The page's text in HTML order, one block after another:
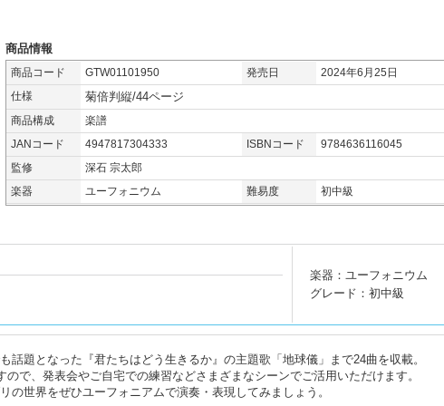
商品情報
商品コード GTW01101950 発売日
2024年6月25日
仕様
菊倍判縦/44ページ
商品構成
楽譜
JANコード
4947817304333 ISBNコード
9784636116045
監修
深石 宗太郎
楽器
ユーフォニウム 難易度 初中級
楽器：ユーフォニウム
グレード：初中級
話題となった『君たちはどう生きるか』の主題歌「地球儀」まで24曲を収載。
で、発表会やご自宅での練習などさまざまなシーンでご活用いただけます。
の世界をぜひユーフォニアムで演奏・表現してみましょう。